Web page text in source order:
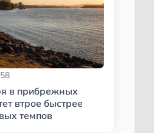
в прибрежных
втрое быстрее
темпов